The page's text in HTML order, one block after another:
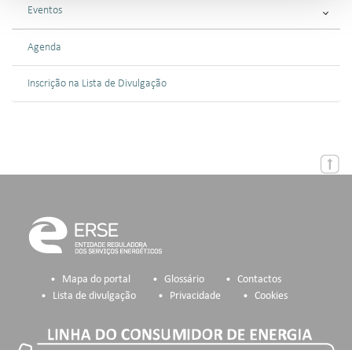
Eventos
Agenda
Inscrição na Lista de Divulgação
Mapa do portal Glossário
Contactos
Lista de divulgação
Privacidade Cookies